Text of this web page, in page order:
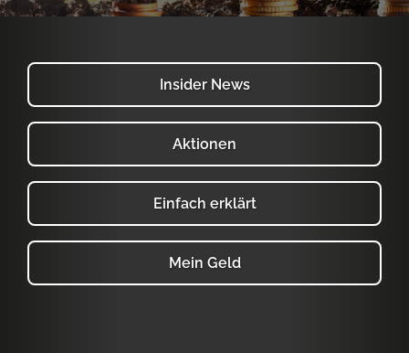
Insider News
Aktionen
Einfach erklärt
Mein Geld